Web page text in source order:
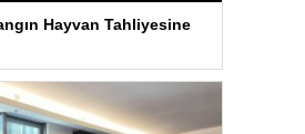
Hayvan Tahliyesine